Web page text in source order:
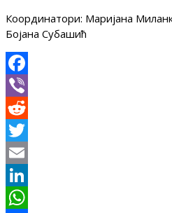
Координатори: Маријана
Бојана Субашић
Facebook
Viber
Reddit
Twitter
Email
LinkedIn